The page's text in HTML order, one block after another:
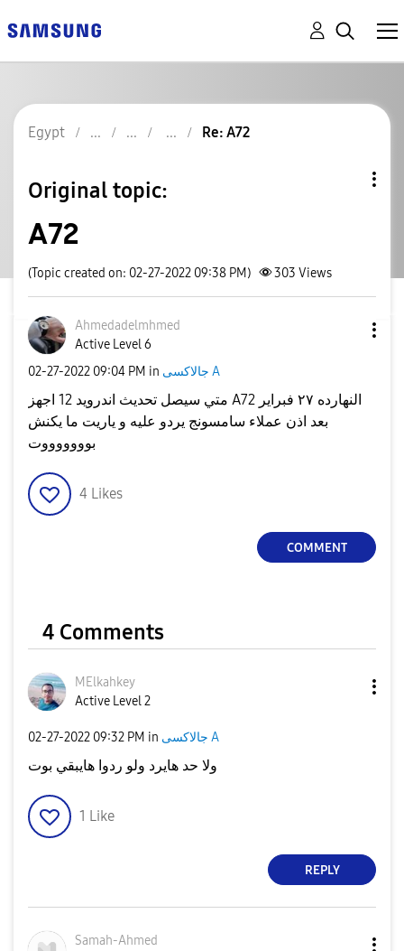
Egypt Re: A72
Original topic:
A72
(Topic created on: 02-27-2022 09:38 PM) 303 Views
Ahmedadelmhmed
Active Level 6
‎02-27-2022 09:04 PM in جالاكسى A
متي سيصل تحديث اندرويد 12 اجهز A72 النهارده ٢٧ فبراير
بعد اذن عملاء سامسونج يردو عليه و ياريت ما يكنش
بوووووووت
4 Likes
COMMENT
4 Comments
MElkahkey
Active Level 2
‎02-27-2022 09:32 PM in جالاكسى A
ولا حد هايرد ولو ردوا هايبقي بوت
1 Like
REPLY
Samah-Ahmed